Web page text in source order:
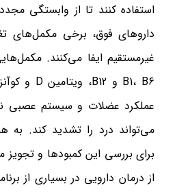
استفاده کنند تا از وابستگی
داروهای فوق، برخی مکمل‌های
غیرمستقیم ایفا می‌کنند.
عملکرد عضلات و سیستم عصبی
می‌تواند درد را تشدید کند. به
برای بررسی این کمبودها و
از درمان دارویی در بسیاری از